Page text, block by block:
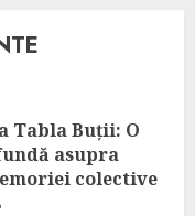
Tabla Buții: O
asupra
colective